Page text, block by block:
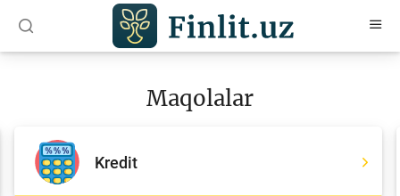
Barcha maqolalar
Bank agentlari uchun
Maqolalar
Kredit